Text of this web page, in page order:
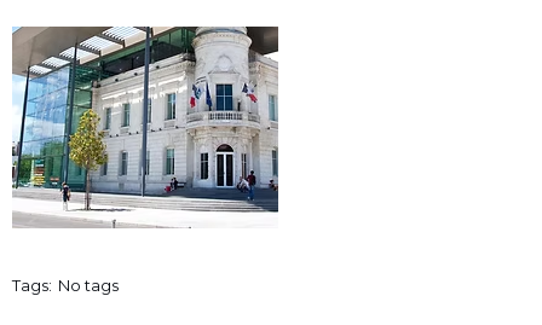
Tags: No tags